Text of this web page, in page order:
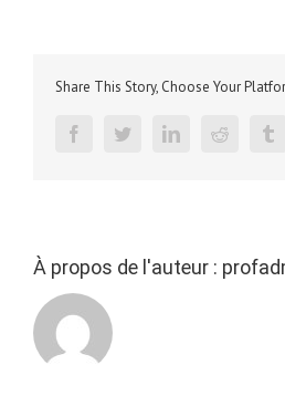
Share This Story, Choose Your
facebooktwitter linkedinreddit
À propos de l'auteur :